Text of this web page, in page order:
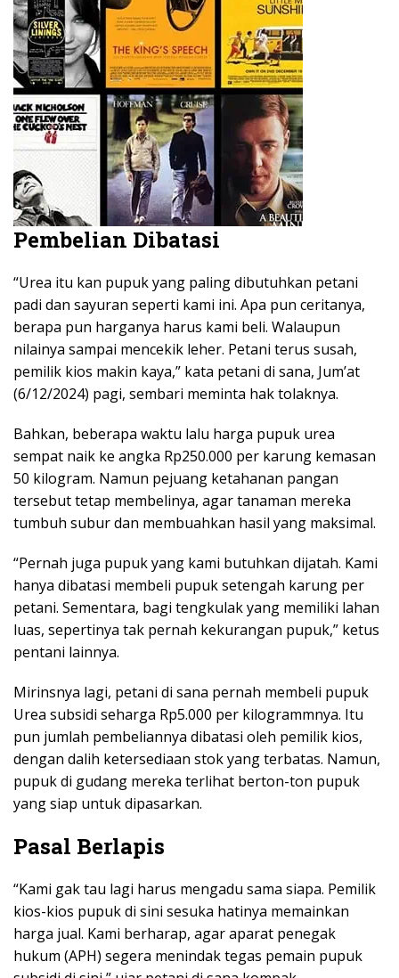
Pembelian Dibatasi
“Urea itu kan pupuk yang paling dibutuhkan petani
padi dan sayuran seperti kami ini. Apa pun ceritanya,
berapa pun harganya harus kami beli. Walaupun
nilainya sampai mencekik leher. Petani terus susah,
pemilik kios makin kaya,” kata petani di sana, Jum’at
(6/12/2024) pagi, sembari meminta hak tolaknya.
Bahkan, beberapa waktu lalu harga pupuk urea
sempat naik ke angka Rp250.000 per karung kemasan
50 kilogram. Namun pejuang ketahanan pangan
tersebut tetap membelinya, agar tanaman mereka
tumbuh subur dan membuahkan hasil yang maksimal.
“Pernah juga pupuk yang kami butuhkan dijatah. Kami
hanya dibatasi membeli pupuk setengah karung per
petani. Sementara, bagi tengkulak yang memiliki lahan
luas, sepertinya tak pernah kekurangan pupuk,” ketus
pentani lainnya.
Mirinsnya lagi, petani di sana pernah membeli pupuk
Urea subsidi seharga Rp5.000 per kilogrammnya. Itu
pun jumlah pembeliannya dibatasi oleh pemilik kios,
dengan dalih ketersediaan stok yang terbatas. Namun,
pupuk di gudang mereka terlihat berton-ton pupuk
yang siap untuk dipasarkan.
Pasal Berlapis
“Kami gak tau lagi harus mengadu sama siapa. Pemilik
kios-kios pupuk di sini sesuka hatinya memainkan
harga jual. Kami berharap, agar aparat penegak
hukum (APH) segera menindak tegas pemain pupuk